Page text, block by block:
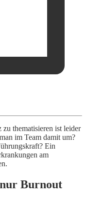
thematisieren ist leider
im Team damit um?
Ein
am
Burnout